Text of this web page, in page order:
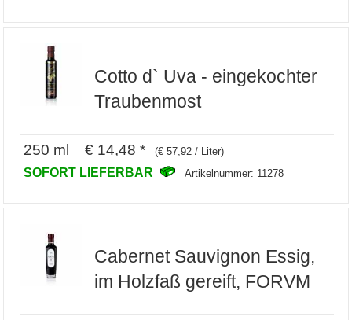
Cotto d` Uva - eingekochter
Traubenmost
250 ml € 14,48 * (€ 57,92 / Liter)
SOFORT LIEFERBAR Artikelnummer: 11278
Cabernet Sauvignon Essig,
im Holzfaß gereift, FORVM